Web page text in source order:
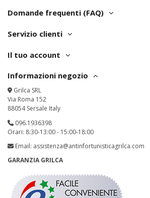
Domande frequenti (FAQ)
Servizio clienti
Il tuo account
Informazioni negozio
Grilca SRL
Via Roma 152
88054 Sersale Italy
096.1936398
Orari: 8:30-13:00 - 15:00-18:00
Email: assistenza@antinfortunisticagrilca.com
GARANZIA GRILCA